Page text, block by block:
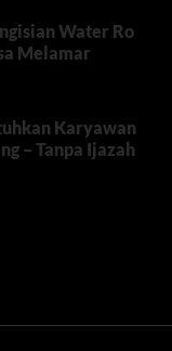
Water Ro
Melamar
Karyawan
– Tanpa Ijazah